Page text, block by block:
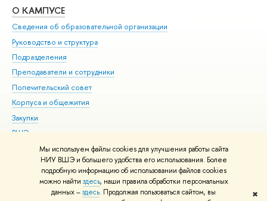
Мы используем файлы cookies для улучшения работы сайта
НИУ ВШЭ и большего удобства его использования. Более
подробную информацию об использовании файлов cookies
можно найти здесь, наши правила обработки персональных
данных –здесь. Продолжая пользоваться сайтом, вы
✖
О КАМПУСЕ
Сведения об образовательной организации
Руководство и структура
Подразделения
Преподаватели и сотрудники
Попечительский совет
Корпуса и общежития
Закупки
ВШЭ для студентов с ограниченными возможностями
здоровья и инвалидностью
Версия для слабовидящих
Единая платежная страница